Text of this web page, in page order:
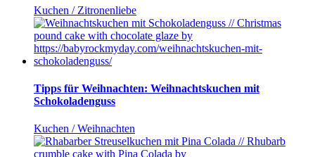
Kuchen / Zitronenliebe
Tipps für Weihnachten: Weihnachtskuchen mit
Schokoladenguss
Kuchen / Weihnachten